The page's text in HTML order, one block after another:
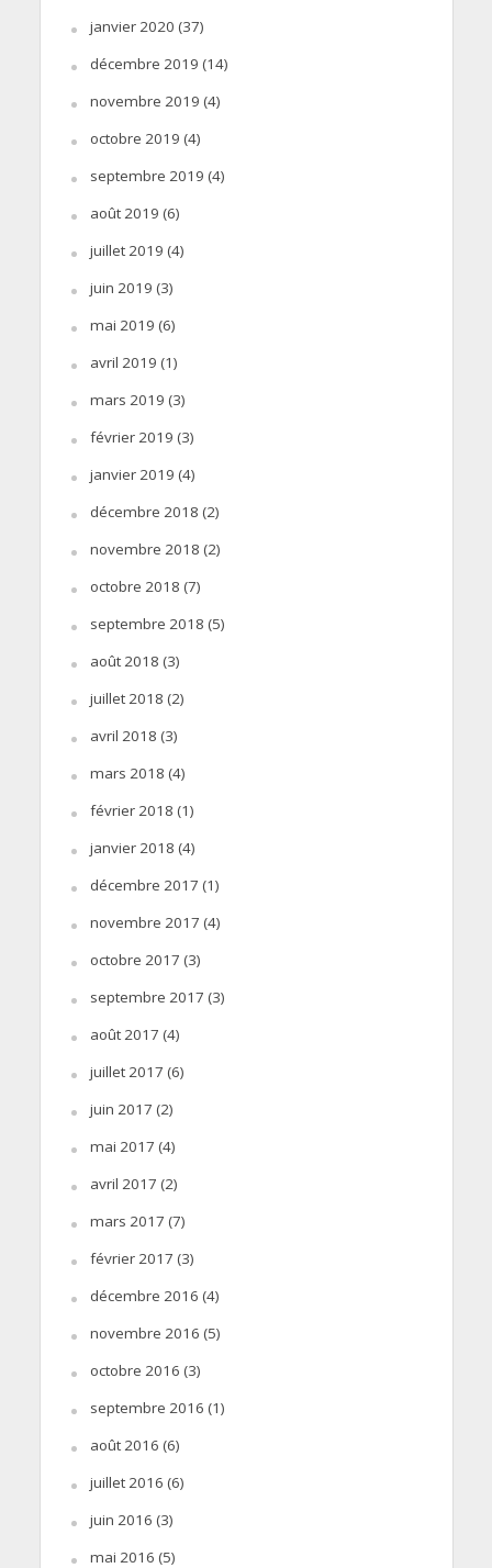
janvier 2020 (37)
décembre 2019 (14)
novembre 2019 (4)
octobre 2019 (4)
septembre 2019 (4)
août 2019 (6)
juillet 2019 (4)
juin 2019 (3)
mai 2019 (6)
avril 2019 (1)
mars 2019 (3)
février 2019 (3)
janvier 2019 (4)
décembre 2018 (2)
novembre 2018 (2)
octobre 2018 (7)
septembre 2018 (5)
août 2018 (3)
juillet 2018 (2)
avril 2018 (3)
mars 2018 (4)
février 2018 (1)
janvier 2018 (4)
décembre 2017 (1)
novembre 2017 (4)
octobre 2017 (3)
septembre 2017 (3)
août 2017 (4)
juillet 2017 (6)
juin 2017 (2)
mai 2017 (4)
avril 2017 (2)
mars 2017 (7)
février 2017 (3)
décembre 2016 (4)
novembre 2016 (5)
octobre 2016 (3)
septembre 2016 (1)
août 2016 (6)
juillet 2016 (6)
juin 2016 (3)
mai 2016 (5)